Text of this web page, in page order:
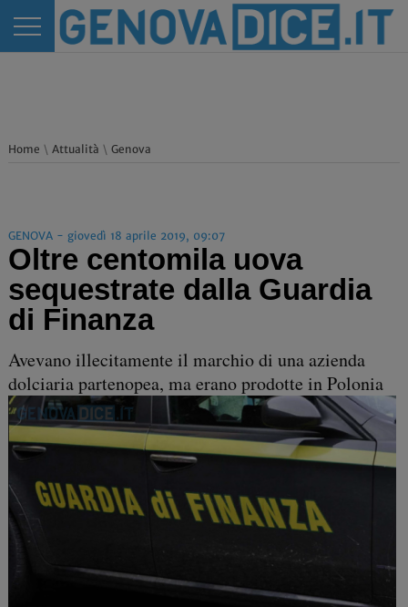
Home \ Attualità \ Genova
GENOVA - giovedì 18 aprile 2019, 09:07
Oltre centomila uova
sequestrate dalla Guardia
di Finanza
Avevano illecitamente il marchio di una azienda
dolciaria partenopea, ma erano prodotte in Polonia